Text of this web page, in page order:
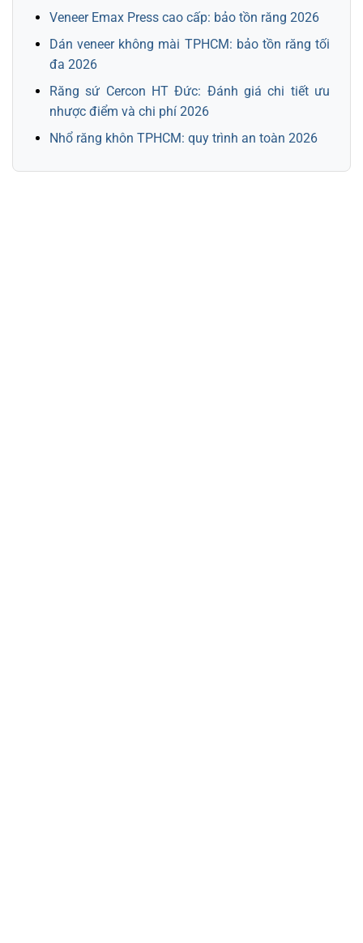
Veneer Emax Press cao cấp: bảo tồn răng 2026
Dán veneer không mài TPHCM: bảo tồn răng tối
đa 2026
Răng sứ Cercon HT Đức: Đánh giá chi tiết ưu
nhược điểm và chi phí 2026
Nhổ răng khôn TPHCM: quy trình an toàn 2026